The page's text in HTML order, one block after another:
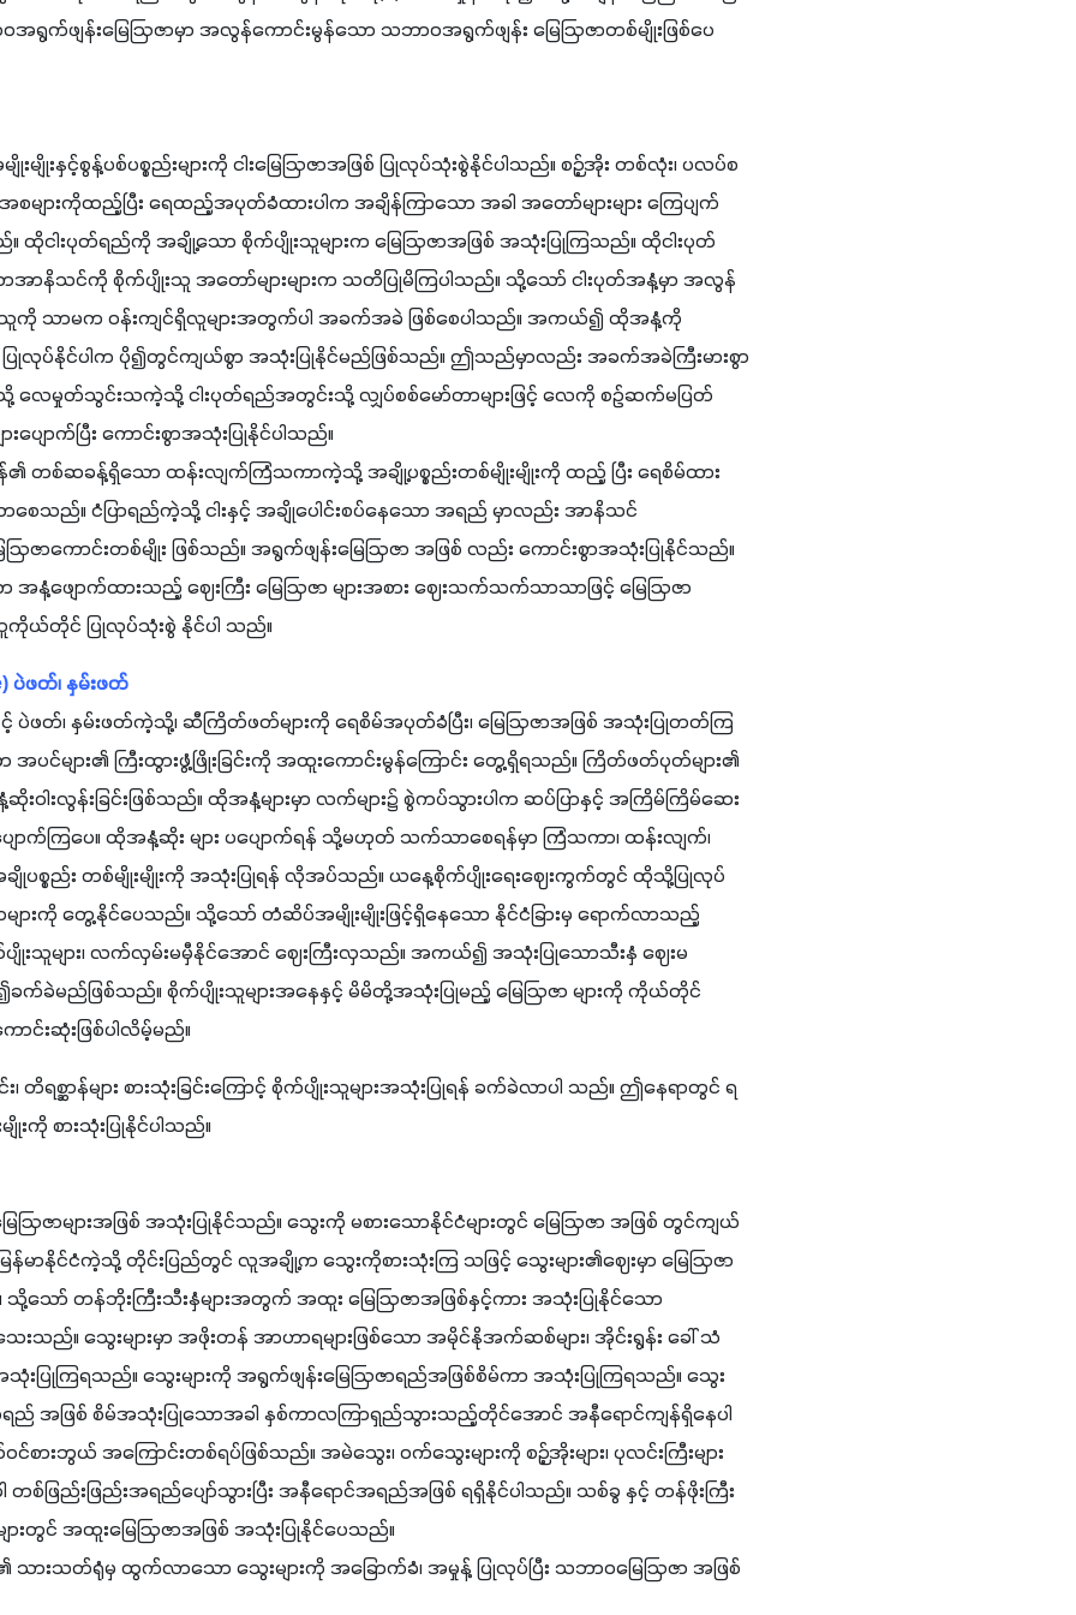
က်ဖျန်းမြေဩဇာမှာ အလွန်ကောင်းမွန်သော သဘာဝအရွက်ဖျန်း မြေဩဇာတစ်မျိုးဖြစ်ပေ
းမျိုးနှင့်စွန့်ပစ်ပစ္စည်းများကို ငါးမြေဩဇာအဖြစ် ပြုလုပ်သုံးစွဲနိုင်ပါသည်။ စဉ့်အိုး တစ်လုံး၊ ပလပ်စ
စများကိုထည့်ပြီး ရေထည့်အပုတ်ခံထားပါက အချိန်ကြာသော အခါ အတော်များများ ကြေပျက်
ထိုငါးပုတ်ရည်ကို အချို့သော စိုက်ပျိုးသူများက မြေဩဇာအဖြစ် အသုံးပြုကြသည်။ ထိုငါးပုတ်
ာနိသင်ကို စိုက်ပျိုးသူ အတော်များများက သတိပြုမိကြပါသည်။ သို့သော် ငါးပုတ်အနံ့မှာ အလွန်
းသူကို သာမက ဝန်းကျင်ရှိလူများအတွက်ပါ အခက်အခဲ ဖြစ်စေပါသည်။ အကယ်၍ ထိုအနံ့ကို
ပြုလုပ်နိုင်ပါက ပို၍တွင်ကျယ်စွာ အသုံးပြုနိုင်မည်ဖြစ်သည်။ ဤသည်မှာလည်း အခက်အခဲကြီးမားစွာ
င်းသို့ လေမှုတ်သွင်းသကဲ့သို့ ငါးပုတ်ရည်အတွင်းသို့ လျှပ်စစ်မော်တာများဖြင့် လေကို စဉ်ဆက်မပြတ်
ပျောက်ပြီး ကောင်းစွာအသုံးပြုနိုင်ပါသည်။
၏ တစ်ဆခန့်ရှိသော ထန်းလျက်ကြံသကာကဲ့သို့ အချို့ပစ္စည်းတစ်မျိုးမျိုးကို ထည့် ပြီး ရေစိမ်ထား
ာစေသည်။ ငံပြာရည်ကဲ့သို့ ငါးနှင့် အချိုပေါင်းစပ်နေသော အရည် မှာလည်း အာနိသင်
ဇာကောင်းတစ်မျိုး ဖြစ်သည်။ အရွက်ဖျန်းမြေဩဇာ အဖြစ် လည်း ကောင်းစွာအသုံးပြုနိုင်သည်။
အနံ့ဖျောက်ထားသည့် ဈေးကြီး မြေဩဇာ များအစား ဈေးသက်သက်သာသာဖြင့် မြေဩဇာ
ကိုယ်တိုင် ပြုလုပ်သုံးစွဲ နိုင်ပါ သည်။
ပဲဖတ်၊ နှမ်းဖတ်
နှင့် ပဲဖတ်၊ နှမ်းဖတ်ကဲ့သို့၊ ဆီကြိတ်ဖတ်များကို ရေစိမ်အပုတ်ခံပြီး၊ မြေဩဇာအဖြစ် အသုံးပြုတတ်ကြ
ပင်များ၏ ကြီးထွားဖွံ့ဖြိုးခြင်းကို အထူးကောင်းမွန်ကြောင်း တွေ့ရှိရသည်။ ကြိတ်ဖတ်ပုတ်များ၏
ဝါးလွန်းခြင်းဖြစ်သည်။ ထိုအနံ့များမှာ လက်များ၌ စွဲကပ်သွားပါက ဆပ်ပြာနှင့် အကြိမ်ကြိမ်ဆေး
က်ကြပေ။ ထိုအနံ့ဆိုး များ ပပျောက်ရန် သို့မဟုတ် သက်သာစေရန်မှာ ကြံသကာ၊ ထန်းလျက်၊
ပစ္စည်း တစ်မျိုးမျိုးကို အသုံးပြုရန် လိုအပ်သည်။ ယနေ့စိုက်ပျိုးရေးဈေးကွက်တွင် ထိုသို့ပြုလုပ်
ျားကို တွေ့နိုင်ပေသည်။ သို့သော် တံဆိပ်အမျိုးမျိုးဖြင့်ရှိနေသော နိုင်ငံခြားမှ ရောက်လာသည့်
က်ပျိုးသူများ၊ လက်လှမ်းမမှီနိုင်အောင် ဈေးကြီးလှသည်။ အကယ်၍ အသုံးပြုသောသီးနှံ ဈေးမ
ခက်ခဲမည်ဖြစ်သည်။ စိုက်ပျိုးသူများအနေနှင့် မိမိတို့အသုံးပြုမည့် မြေဩဇာ များကို ကိုယ်တိုင်
င်းဆုံးဖြစ်ပါလိမ့်မည်။
၊ တိရစ္ဆာန်များ စားသုံးခြင်းကြောင့် စိုက်ပျိုးသူများအသုံးပြုရန် ခက်ခဲလာပါ သည်။ ဤနေရာတွင် ရ
းကို စားသုံးပြုနိုင်ပါသည်။
ဩဇာများအဖြစ် အသုံးပြုနိုင်သည်။ သွေးကို မစားသောနိုင်ငံများတွင် မြေဩဇာ အဖြစ် တွင်ကျယ်
န်မာနိုင်ငံကဲ့သို့ တိုင်းပြည်တွင် လူအချို့က သွေးကိုစားသုံးကြ သဖြင့် သွေးများ၏ဈေးမှာ မြေဩဇာ
ော် တန်ဘိုးကြီးသီးနှံများအတွက် အထူး မြေဩဇာအဖြစ်နှင့်ကား အသုံးပြုနိုင်သော
ည်။ သွေးများမှာ အဖိုးတန် အာဟာရများဖြစ်သော အမိုင်နိုအက်ဆစ်များ၊ အိုင်းရွန်း ခေါ် သံ
းပြုကြရသည်။ သွေးများကို အရွက်ဖျန်းမြေဩဇာရည်အဖြစ်စိမ်ကာ အသုံးပြုကြရသည်။ သွေး
ာရည် အဖြစ် စိမ်အသုံးပြုသောအခါ နှစ်ကာလကြာရှည်သွားသည့်တိုင်အောင် အနီရောင်ကျန်ရှိနေပါ
ားဘွယ် အကြောင်းတစ်ရပ်ဖြစ်သည်။ အမဲသွေး၊ ဝက်သွေးများကို စဉ့်အိုးများ၊ ပုလင်းကြီးများ
စ်ဖြည်းဖြည်းအရည်ပျော်သွားပြီး အနီရောင်အရည်အဖြစ် ရရှိနိုင်ပါသည်။ သစ်ခွ နှင့် တန်ဖိုးကြီး
ားတွင် အထူးမြေဩဇာအဖြစ် အသုံးပြုနိုင်ပေသည်။
ား၏ သားသတ်ရုံမှ ထွက်လာသော သွေးများကို အခြောက်ခံ၊ အမှုန့် ပြုလုပ်ပြီး သဘာဝမြေဩဇာ အဖြစ်